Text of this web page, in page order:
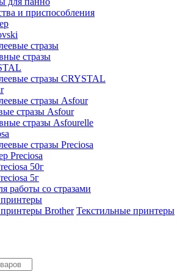
и приспособления
стразы
стразы
стразы CRYSTAL
стразы Asfour
стразы Asfour
стразы Asfourelle
стразы Preciosa
Preciosa
50г
5г
работы со стразами
Brother Текстильные принтеры